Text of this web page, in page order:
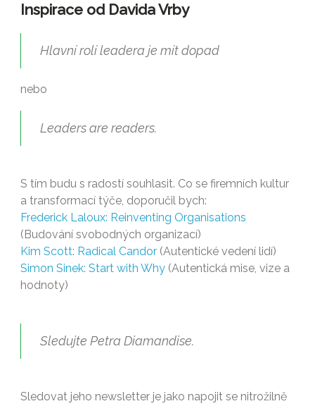
Inspirace od Davida Vrby
Hlavní rolí leadera je mít dopad
nebo
Leaders are readers.
S tím budu s radostí souhlasit. Co se firemních kultur
a transformací týče, doporučil bych:
Frederick Laloux: Reinventing Organisations
(Budování svobodných organizací)
Kim Scott: Radical Candor (Autentické vedení lidí)
Simon Sinek: Start with Why (Autentická mise, vize a
hodnoty)
Sledujte Petra Diamandise.
Sledovat jeho newsletter je jako napojit se nitrožilně